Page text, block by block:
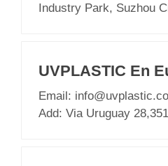
Industry Park, Suzhou
UVPLASTIC En
Email:
Add: Via Uruguay